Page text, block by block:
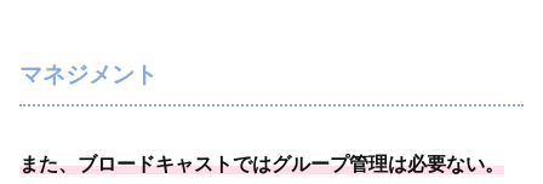
マネジメント
また、ブロードキャストではグループ管理は必要ない。